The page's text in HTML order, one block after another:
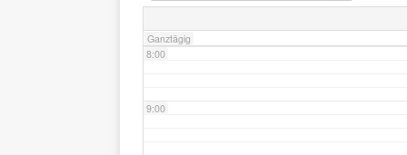
Ganztägig
8:00
9:00